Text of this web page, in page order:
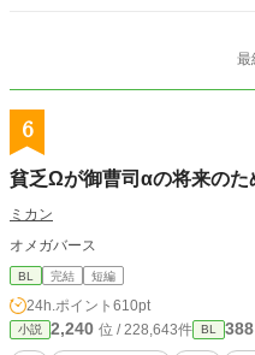
最
6
貧乏Ωが御曹司αの将来のた
ミカン
オメガバース
BL 完結 短編
24h.ポイント 610pt
小説 2,240 位 / 228,643件 BL 388